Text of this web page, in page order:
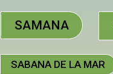
SAMANA
SABANA DE LA MAR